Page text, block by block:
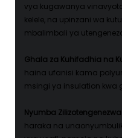
vya kugawanya
kelele, na upinzani wa
mbalimbali ya
Ghala za Kuhifadhia na
haina ufanisi kama
msingi ya insulation kwa
Nyumba
haraka na